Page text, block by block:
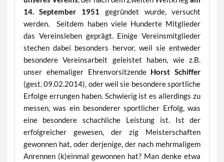
14. September 1951 gegründet wurde, versucht
werden. Seitdem haben viele Hunderte Mitglieder
das Vereinsleben geprägt. Einige Vereinsmitglieder
stechen dabei besonders hervor, weil sie entweder
besondere Vereinsarbeit geleistet haben, wie z.B.
unser ehemaliger Ehrenvorsitzende Horst Schiffer
(gest. 09.02.2014), oder weil sie besondere sportliche
Erfolge errungen haben. Schwierig ist es allerdings zu
messen, was ein besonderer sportlicher Erfolg, was
eine besondere schachliche Leistung ist. Ist der
erfolgreicher gewesen, der zig Meisterschaften
gewonnen hat, oder derjenige, der nach mehrmaligem
Anrennen (k)einmal gewonnen hat? Man denke etwa